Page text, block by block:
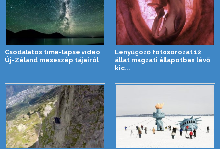
Csodálatos time-lapse videó
Új-Zéland meseszép tájairól
Lenyűgöző fotósorozat 12
állat magzati állapotban lévő
kic...